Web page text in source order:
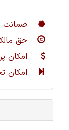
حق
امکان
امکان